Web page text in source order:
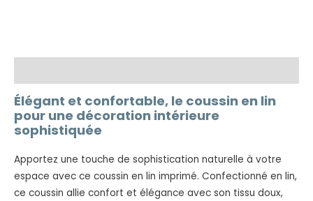
Élégant et confortable, le coussin en lin
pour une décoration intérieure
sophistiquée
Apportez une touche de sophistication naturelle à votre
espace avec ce coussin en lin imprimé. Confectionné en lin,
ce coussin allie confort et élégance avec son tissu doux,